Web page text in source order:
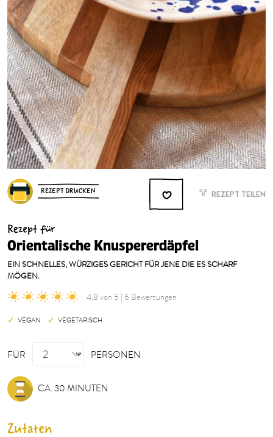
REZEPT DRUCKEN REZEPT TEILEN
Rezept für
Orientalische Knuspererdäpfel
EIN SCHNELLES, WÜRZIGES GERICHT FÜR JENE DIE ES SCHARF
MÖGEN.
4,8 von 5 | 6 Bewertungen
VEGAN VEGETARISCH
FÜR
PERSONEN
PERSONEN
CA. 30 MINUTEN
Zutaten